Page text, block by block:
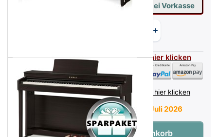
= Ihr Preis mit 2% Skonto bei Vorkasse
Flexible Zahlarten - für mehr Infos hier klicken
inkl. MwSt. (19%),Infos zu Versandkosten - hier klicken
Nächster Wareneingang Juli 2026
Menge:1
Kawai CN-201 W Digitalpiano Weiß -
In den Warenkorb